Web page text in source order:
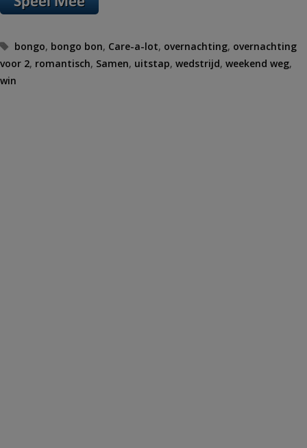
Tags
bongo, bongo bon, Care-a-lot, overnachting, overnachting
voor 2, romantisch, Samen, uitstap, wedstrijd, weekend weg,
win